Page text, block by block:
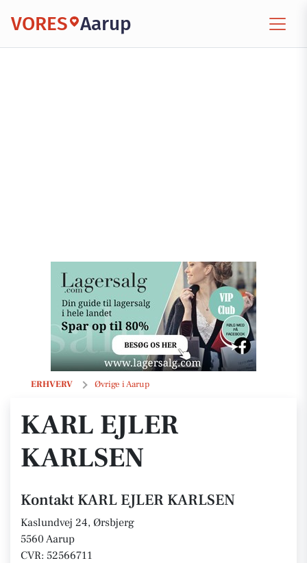
VORES Aarup
ERHVERV Øvrige i Aarup
KARL EJLER KARLSEN
KARL EJLER
KARLSEN
Kontakt KARL EJLER KARLSEN
Kaslundvej 24, Ørsbjerg
5560 Aarup
CVR: 52566711